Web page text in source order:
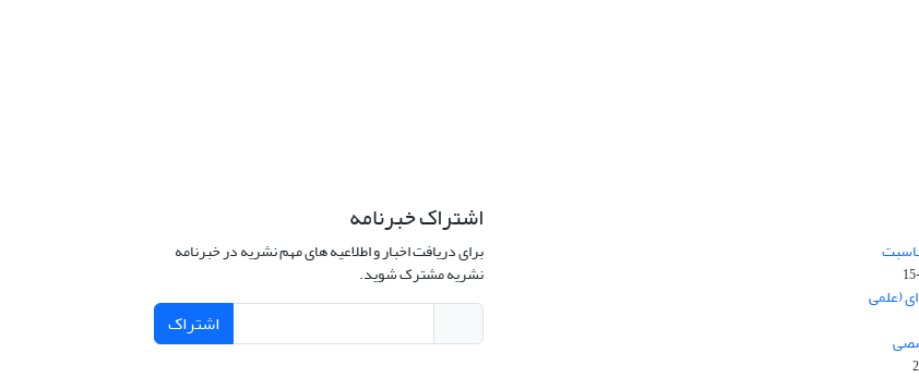
(علمی
اشتراک خبرنامه
برای دریافت اخبار و اطلاعیه های مهم نشریه در خبرنامه
نشریه مشترک شوید.
اشتراک